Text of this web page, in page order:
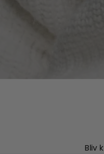
Bliv